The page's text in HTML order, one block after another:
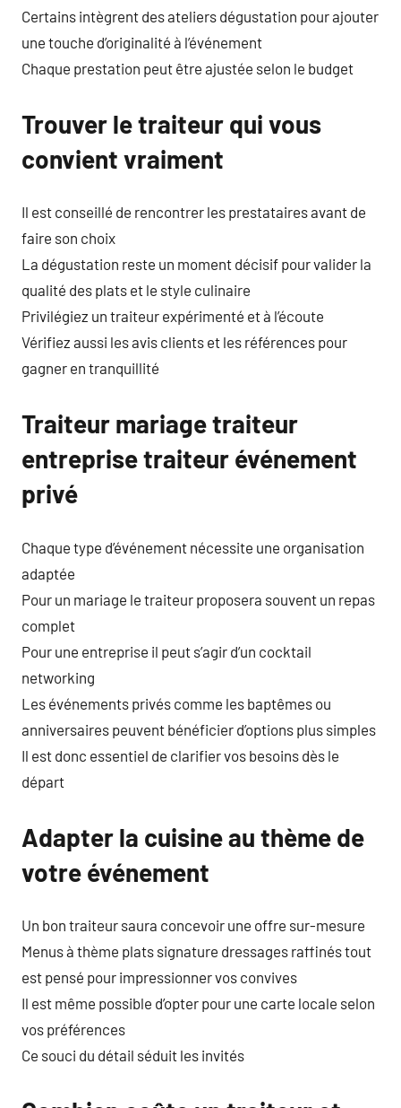
Certains intègrent des ateliers dégustation pour ajouter
une touche d’originalité à l’événement
Chaque prestation peut être ajustée selon le budget
Trouver le traiteur qui vous
convient vraiment
Il est conseillé de rencontrer les prestataires avant de
faire son choix
La dégustation reste un moment décisif pour valider la
qualité des plats et le style culinaire
Privilégiez un traiteur expérimenté et à l’écoute
Vérifiez aussi les avis clients et les références pour
gagner en tranquillité
Traiteur mariage traiteur
entreprise traiteur événement
privé
Chaque type d’événement nécessite une organisation
adaptée
Pour un mariage le traiteur proposera souvent un repas
complet
Pour une entreprise il peut s’agir d’un cocktail
networking
Les événements privés comme les baptêmes ou
anniversaires peuvent bénéficier d’options plus simples
Il est donc essentiel de clarifier vos besoins dès le
départ
Adapter la cuisine au thème de
votre événement
Un bon traiteur saura concevoir une offre sur-mesure
Menus à thème plats signature dressages raffinés tout
est pensé pour impressionner vos convives
Il est même possible d’opter pour une carte locale selon
vos préférences
Ce souci du détail séduit les invités